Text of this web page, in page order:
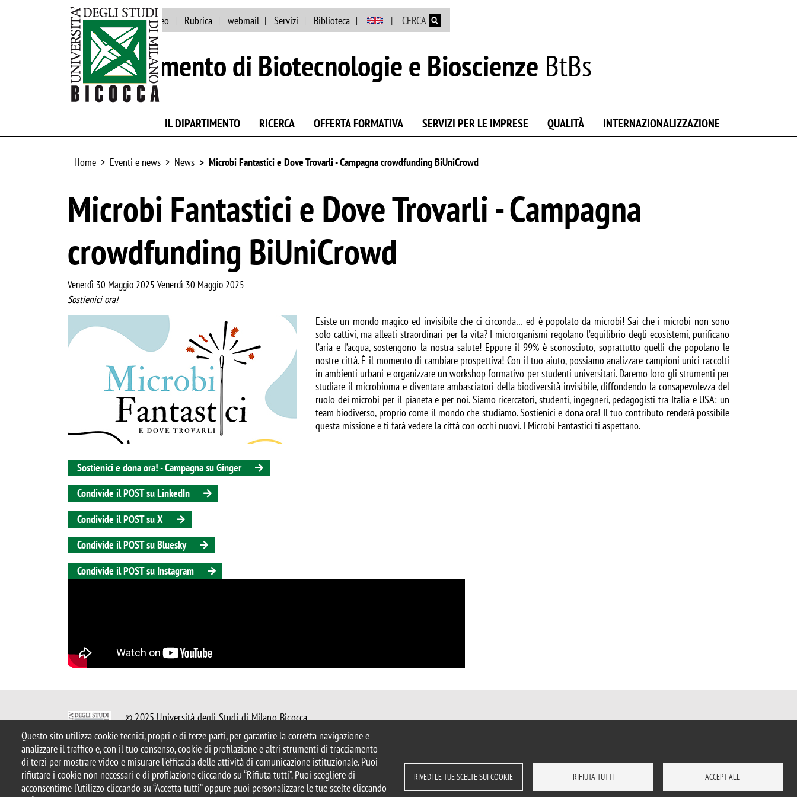
Salta al contenuto principale
Questo sito utilizza cookie tecnici, propri e di terze parti, per garantire la corretta navigazione e
analizzare il traffico e, con il tuo consenso, cookie di profilazione e altri strumenti di tracciamento
di terzi per mostrare video e misurare l'efficacia delle attività di comunicazione istituzionale. Puoi
rifiutare i cookie non necessari e di profilazione cliccando su “Rifiuta tutti”. Puoi scegliere di
acconsentirne l’utilizzo cliccando su “Accetta tutti” oppure puoi personalizzare le tue scelte cliccando
RIVEDI LE TUE SCELTE SUI COOKIE RIFIUTA TUTTI ACCEPT ALL
Eventi e news Ateneo Rubrica webmail Servizi Biblioteca CERCA
Dipartimento di Biotecnologie e Bioscienze BtBs
IL DIPARTIMENTO RICERCA OFFERTA FORMATIVA SERVIZI PER LE IMPRESE QUALITÀ INTERNAZIONALIZZAZIONE
Home Eventi e news News Microbi Fantastici e Dove Trovarli - Campagna crowdfunding BiUniCrowd
Microbi Fantastici e Dove Trovarli - Campagna
crowdfunding BiUniCrowd
Venerdì 30 Maggio 2025 Venerdì 30 Maggio 2025
Sostienici ora!
Esiste un mondo magico ed invisibile che ci circonda… ed è popolato da microbi! Sai che i microbi non sono
solo cattivi, ma alleati straordinari per la vita? I microrganismi regolano l’equilibrio degli ecosistemi, purificano
l’aria e l’acqua, sostengono la nostra salute! Eppure il 99% è sconosciuto, soprattutto quelli che popolano le
nostre città. È il momento di cambiare prospettiva! Con il tuo aiuto, possiamo analizzare campioni unici raccolti
in ambienti urbani e organizzare un workshop formativo per studenti universitari. Daremo loro gli strumenti per
studiare il microbioma e diventare ambasciatori della biodiversità invisibile, diffondendo la consapevolezza del
ruolo dei microbi per il pianeta e per noi. Siamo ricercatori, studenti, ingegneri, pedagogisti tra Italia e USA: un
team biodiverso, proprio come il mondo che studiamo. Sostienici e dona ora! Il tuo contributo renderà possibile
questa missione e ti farà vedere la città con occhi nuovi. I Microbi Fantastici ti aspettano.
Sostienici e dona ora! - Campagna su Ginger
Condivide il POST su LinkedIn
Condivide il POST su X
Condivide il POST su Bluesky
Condivide il POST su Instagram
© 2025 Università degli Studi di Milano-Bicocca
Piazza dell'Ateneo Nuovo, 1 - 20126, Milano
Casella PEC:ateneo.bicocca@pec.unimib.it
P.I. 12621570154 |redazioneweb.btbs@unimib.it
Note legali Privacy e cookie policy Amministrazione trasparente Dichiarazione di accessibilità